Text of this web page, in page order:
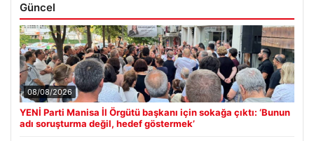
Güncel
08/08/2026
YENİ Parti Manisa İl Örgütü başkanı için sokağa çıktı: ‘Bunun
adı soruşturma değil, hedef göstermek’